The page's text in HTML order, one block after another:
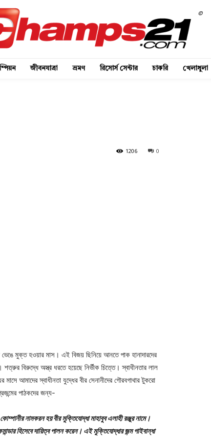
©
জীবনযাত্রা ভ্রমণ রিসোর্স সেন্টার চাকরি খেলাধুলা
0
1206
মুক্ত হওয়ার মাস। এই বিজয় ছিনিয়ে আনতে পাক হানাদারদের
বিরুদ্ধে অস্ত্র ধরতে হয়েছে নির্ভীক চিত্তে। স্বাধীনতার লাল
আমাদের স্বাধীনতা যুদ্ধের বীর সেনানীদের গৌরবগাথার টুকরো
পাঠকদের জন্য-
নামকরন হয় বীর মুক্তিযোদ্ধা মাহাবুব এলাহী রঞ্জুর নামে।
হিসেবে দায়িত্ব পালন করেন। এই মুক্তিযোদ্ধার জন্ম গাইবান্ধা